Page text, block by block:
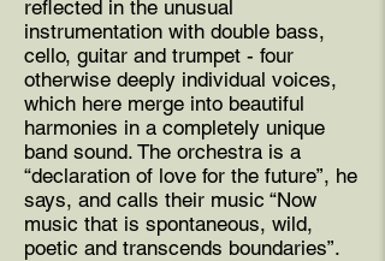
reflected in the unusual
instrumentation with double bass,
cello, guitar and trumpet - four
otherwise deeply individual voices,
which here merge into beautiful
harmonies in a completely unique
band sound. The orchestra is a
“declaration of love for the future”, he
says, and calls their music “Now
music that is spontaneous, wild,
poetic and transcends boundaries”.